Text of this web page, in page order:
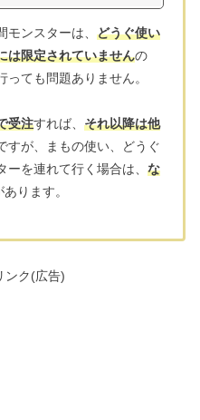
ンスターは、 どうぐ使い
は限定されていませんの
ても問題ありません。
受注すれば、 それ以降は他
すが、まもの使い、どうぐ
を連れて行く場合は、 な
ります。
ンク(広告)